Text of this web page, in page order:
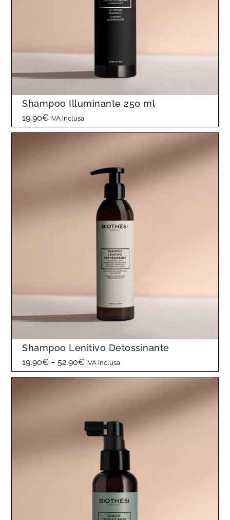
Shampoo Illuminante 250 ml
19,90€ IVA inclusa
Shampoo Lenitivo Detossinante
19,90€ – 52,90€ F
a
i
a
IVA inclusa